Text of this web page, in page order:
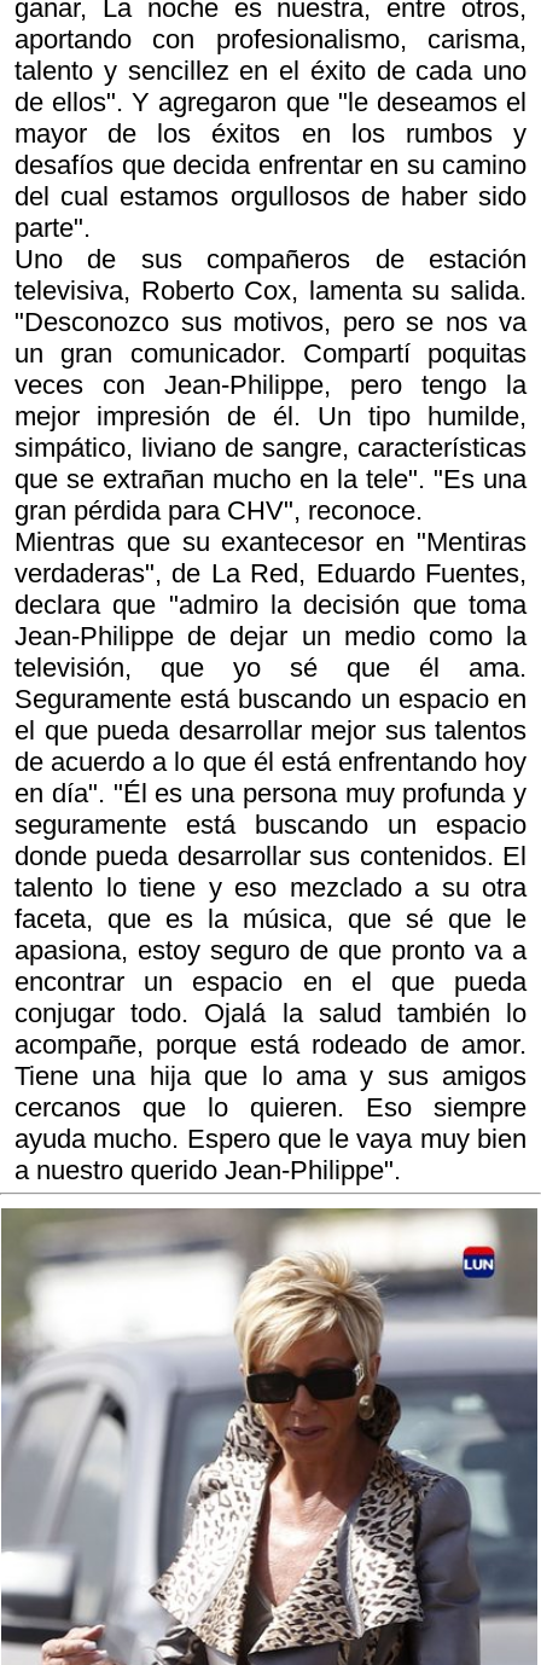
ganar, La noche es nuestra, entre otros,
aportando con profesionalismo, carisma,
talento y sencillez en el éxito de cada uno
de ellos". Y agregaron que "le deseamos el
mayor de los éxitos en los rumbos y
desafíos que decida enfrentar en su camino
del cual estamos orgullosos de haber sido
parte".
Uno de sus compañeros de estación
televisiva, Roberto Cox, lamenta su salida.
"Desconozco sus motivos, pero se nos va
un gran comunicador. Compartí poquitas
veces con Jean-Philippe, pero tengo la
mejor impresión de él. Un tipo humilde,
simpático, liviano de sangre, características
que se extrañan mucho en la tele". "Es una
gran pérdida para CHV", reconoce.
Mientras que su exantecesor en "Mentiras
verdaderas", de La Red, Eduardo Fuentes,
declara que "admiro la decisión que toma
Jean-Philippe de dejar un medio como la
televisión, que yo sé que él ama.
Seguramente está buscando un espacio en
el que pueda desarrollar mejor sus talentos
de acuerdo a lo que él está enfrentando hoy
en día". "Él es una persona muy profunda y
seguramente está buscando un espacio
donde pueda desarrollar sus contenidos. El
talento lo tiene y eso mezclado a su otra
faceta, que es la música, que sé que le
apasiona, estoy seguro de que pronto va a
encontrar un espacio en el que pueda
conjugar todo. Ojalá la salud también lo
acompañe, porque está rodeado de amor.
Tiene una hija que lo ama y sus amigos
cercanos que lo quieren. Eso siempre
ayuda mucho. Espero que le vaya muy bien
a nuestro querido Jean-Philippe".